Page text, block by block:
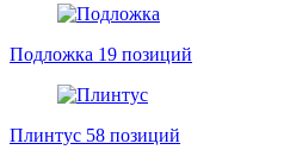
Подложка 19 позиций
Плинтус 58 позиций